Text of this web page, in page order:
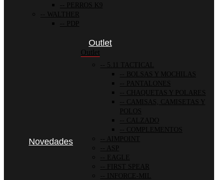
PERROS K9
WALTHER
PDP
Novedades
Outlet
Outlet
5.11 TACTICAL
BOLSAS Y MOCHILAS
PANTALONES
CHAQUETAS Y POLARES
CAMISAS, CAMISETAS Y
POLOS
CALZADO
COMPLEMENTOS
AIMPOINT
ASP
EAGLE
FIRST SPEAR
INFORCE-MIL